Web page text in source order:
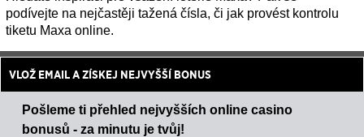
podívejte na nejčastěji tažená čísla, či jak provést kontrolu
tiketu Maxa online.
VLOŽ EMAIL A ZÍSKEJ NEJVYŠŠÍ BONUS
Pošleme ti přehled nejvyšších online casino
bonusů - za minutu je tvůj!